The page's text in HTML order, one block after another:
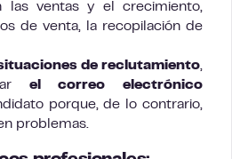
las ventas y el crecimiento,
de venta, la recopilación de
de reclutamiento
el correo electrónico
porque, de lo contrario,
problemas.